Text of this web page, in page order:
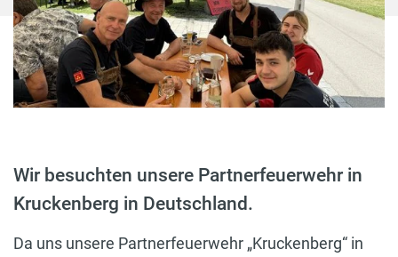
Wir besuchten unsere Partnerfeuerwehr in
Kruckenberg in Deutschland.
Da uns unsere Partnerfeuerwehr „Kruckenberg“ in